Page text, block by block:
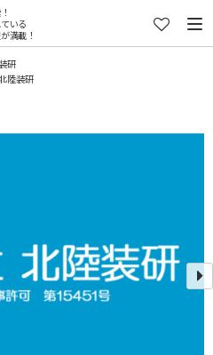
いる
満載！
研
陸装研